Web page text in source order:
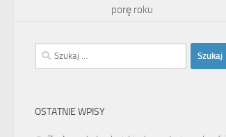
porę roku
Szukaj:
OSTATNIE WPISY